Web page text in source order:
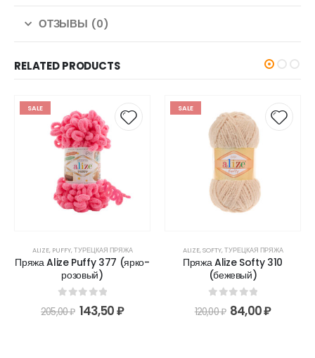
ОТЗЫВЫ (0)
RELATED PRODUCTS
SALE
ALIZE, PUFFY,ТУРЕЦКАЯ ПРЯЖА
Пряжа Alize Puffy 377 (ярко-
розовый)
out of 5
205,00₽ 143,50₽
SALE
ALIZE,SOFTY,ТУРЕЦКАЯ ПРЯЖА
Пряжа Alize Softy 310
(бежевый)
out of 5
120,00₽ 84,00₽